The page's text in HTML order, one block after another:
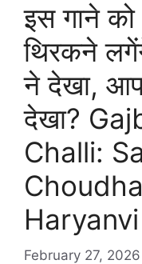
इस गाने
थिरकने
ने देखा,
देखा?
Challi:
Haryanvi
February 27, 2026